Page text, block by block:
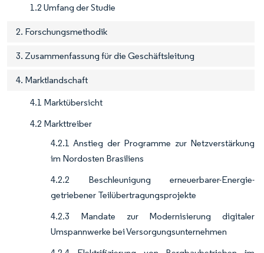
1.2 Umfang der Studie
2. Forschungsmethodik
3. Zusammenfassung für die Geschäftsleitung
4. Marktlandschaft
4.1 Marktübersicht
4.2 Markttreiber
4.2.1 Anstieg der Programme zur Netzverstärkung
im Nordosten Brasiliens
4.2.2 Beschleunigung erneuerbarer-Energie-
getriebener Teilübertragungsprojekte
4.2.3 Mandate zur Modernisierung digitaler
Umspannwerke bei Versorgungsunternehmen